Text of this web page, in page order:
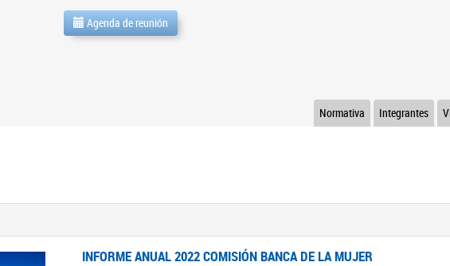
Agenda de reunión
Integrantes
Normativa
INFORME ANUAL 2022 COMISIÓN BANCA DE LA MUJER